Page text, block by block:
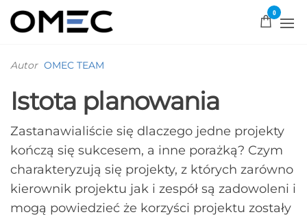
0
Autor OMEC TEAM
Istota planowania
Zastanawialiście się dlaczego jedne projekty
kończą się sukcesem, a inne porażką? Czym
charakteryzują się projekty, z których zarówno
kierownik projektu jak i zespół są zadowoleni i
mogą powiedzieć że korzyści projektu zostały